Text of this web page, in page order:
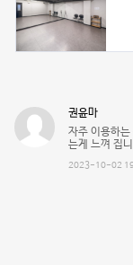
권윤마
자주 이용하
는게 느껴 집
2023-10-02